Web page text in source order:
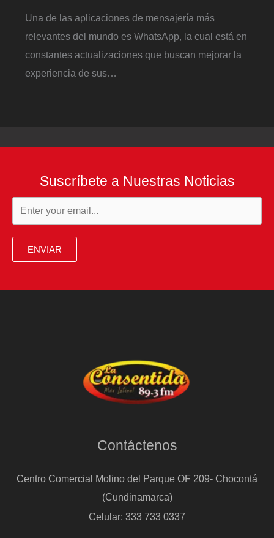
Una de las aplicaciones de mensajería más
relevantes del mundo es WhatsApp, la cual está en
constantes actualizaciones que buscan mejorar la
experiencia de sus…
Suscríbete a Nuestras Noticias
ENVIAR
Contáctenos
Centro Comercial Molino del Parque OF 209- Chocontá
(Cundinamarca)
Celular: 333 733 0337